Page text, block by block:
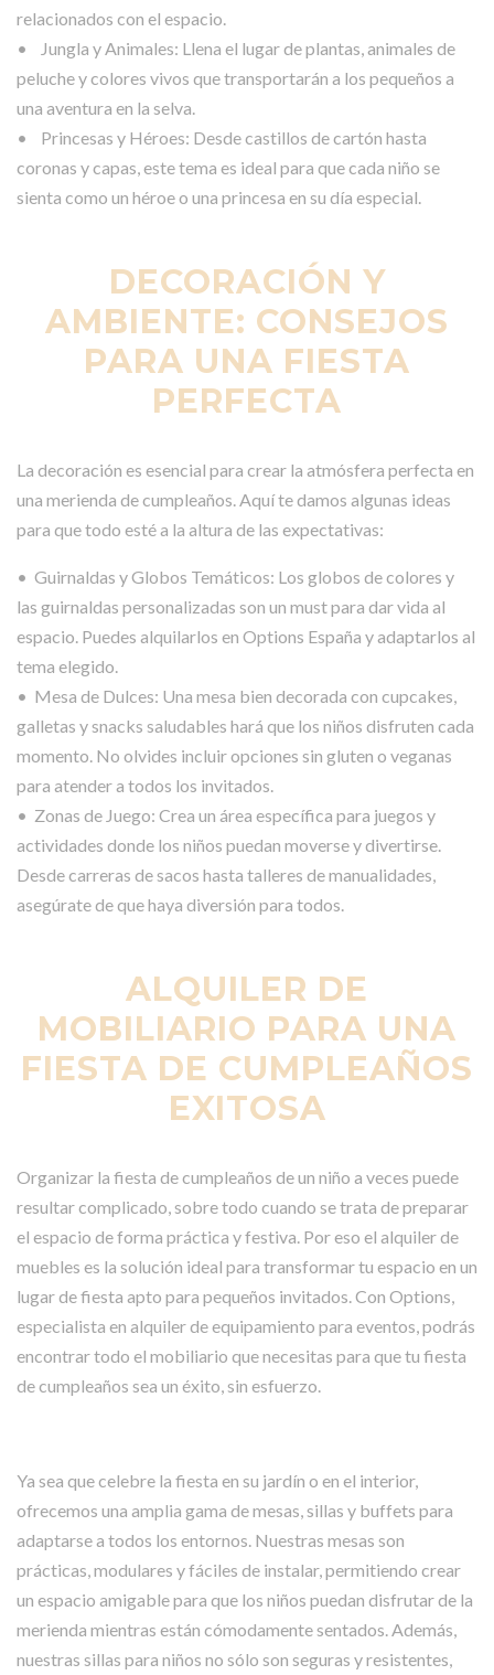
relacionados con el espacio.
• Jungla y Animales: Llena el lugar de plantas, animales de
peluche y colores vivos que transportarán a los pequeños a
una aventura en la selva.
• Princesas y Héroes: Desde castillos de cartón hasta
coronas y capas, este tema es ideal para que cada niño se
sienta como un héroe o una princesa en su día especial.
DECORACIÓN Y
AMBIENTE: CONSEJOS
PARA UNA FIESTA
PERFECTA
La decoración es esencial para crear la atmósfera perfecta en
una merienda de cumpleaños. Aquí te damos algunas ideas
para que todo esté a la altura de las expectativas:
• Guirnaldas y Globos Temáticos: Los globos de colores y
las guirnaldas personalizadas son un must para dar vida al
espacio. Puedes alquilarlos en Options España y adaptarlos al
tema elegido.
• Mesa de Dulces: Una mesa bien decorada con cupcakes,
galletas y snacks saludables hará que los niños disfruten cada
momento. No olvides incluir opciones sin gluten o veganas
para atender a todos los invitados.
• Zonas de Juego: Crea un área específica para juegos y
actividades donde los niños puedan moverse y divertirse.
Desde carreras de sacos hasta talleres de manualidades,
asegúrate de que haya diversión para todos.
ALQUILER DE
MOBILIARIO PARA UNA
FIESTA DE CUMPLEAÑOS
EXITOSA
Organizar la fiesta de cumpleaños de un niño a veces puede
resultar complicado, sobre todo cuando se trata de preparar
el espacio de forma práctica y festiva. Por eso el alquiler de
muebles es la solución ideal para transformar tu espacio en un
lugar de fiesta apto para pequeños invitados. Con Options,
especialista en alquiler de equipamiento para eventos, podrás
encontrar todo el mobiliario que necesitas para que tu fiesta
de cumpleaños sea un éxito, sin esfuerzo.
Ya sea que celebre la fiesta en su jardín o en el interior,
ofrecemos una amplia gama de mesas, sillas y buffets para
adaptarse a todos los entornos. Nuestras mesas son
prácticas, modulares y fáciles de instalar, permitiendo crear
un espacio amigable para que los niños puedan disfrutar de la
merienda mientras están cómodamente sentados. Además,
nuestras sillas para niños no sólo son seguras y resistentes,